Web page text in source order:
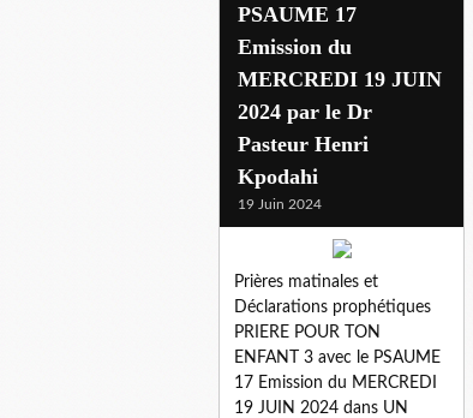
PSAUME 17
Emission du
MERCREDI 19 JUIN
2024 par le Dr
Pasteur Henri
Kpodahi
19 Juin 2024
Prières matinales et
Déclarations prophétiques
PRIERE POUR TON
ENFANT 3 avec le PSAUME
17 Emission du MERCREDI
19 JUIN 2024 dans UN